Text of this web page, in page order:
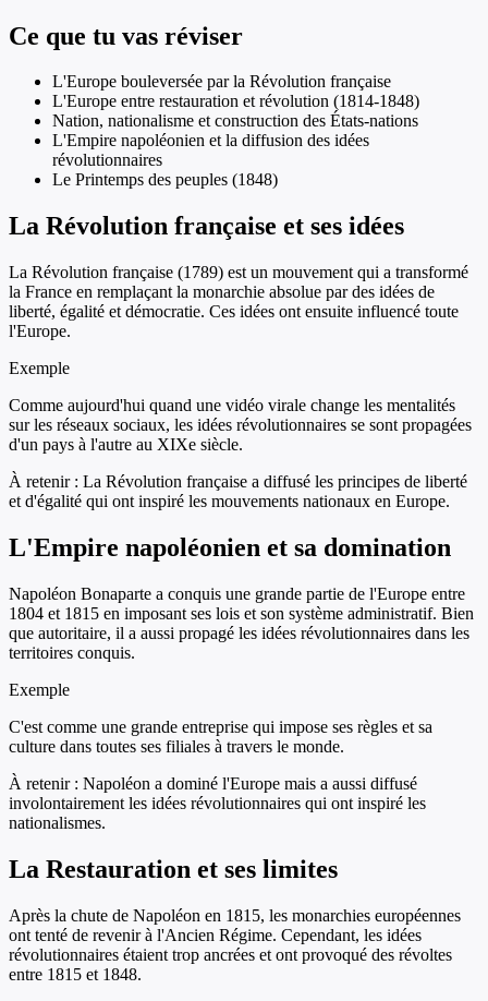
Ce que tu vas réviser
L'Europe bouleversée par la Révolution française
L'Europe entre restauration et révolution (1814-1848)
Nation, nationalisme et construction des États-nations
L'Empire napoléonien et la diffusion des idées
révolutionnaires
Le Printemps des peuples (1848)
La Révolution française et ses idées
La Révolution française (1789) est un mouvement qui a transformé
la France en remplaçant la monarchie absolue par des idées de
liberté, égalité et démocratie. Ces idées ont ensuite influencé toute
l'Europe.
Exemple
Comme aujourd'hui quand une vidéo virale change les mentalités
sur les réseaux sociaux, les idées révolutionnaires se sont propagées
d'un pays à l'autre au XIXe siècle.
À retenir : La Révolution française a diffusé les principes de liberté
et d'égalité qui ont inspiré les mouvements nationaux en Europe.
L'Empire napoléonien et sa domination
Napoléon Bonaparte a conquis une grande partie de l'Europe entre
1804 et 1815 en imposant ses lois et son système administratif. Bien
que autoritaire, il a aussi propagé les idées révolutionnaires dans les
territoires conquis.
Exemple
C'est comme une grande entreprise qui impose ses règles et sa
culture dans toutes ses filiales à travers le monde.
À retenir : Napoléon a dominé l'Europe mais a aussi diffusé
involontairement les idées révolutionnaires qui ont inspiré les
nationalismes.
La Restauration et ses limites
Après la chute de Napoléon en 1815, les monarchies européennes
ont tenté de revenir à l'Ancien Régime. Cependant, les idées
révolutionnaires étaient trop ancrées et ont provoqué des révoltes
entre 1815 et 1848.